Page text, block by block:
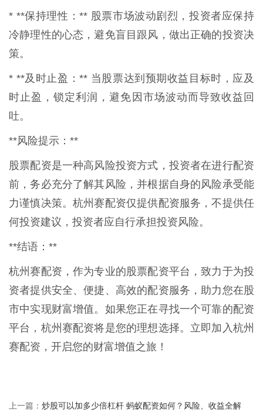
* **保持理性：** 股票市场波动剧烈，投资者应保持
冷静理性的心态，避免盲目跟风，做出正确的投资决
策。
* **及时止盈：** 当股票达到预期收益目标时，应及
时止盈，锁定利润，避免因市场波动而导致收益回
吐。
**风险提示：**
股票配资是一种高风险投资方式，投资者在进行配资
前，务必充分了解其风险，并根据自身的风险承受能
力谨慎决策。杭州赛配资仅提供配资服务，不提供任
何投资建议，投资者应自行承担投资风险。
**结语：**
杭州赛配资，作为专业的股票配资平台，致力于为投
资者提供安全、便捷、高效的配资服务，助力您在股
市中实现财富增值。如果您正在寻找一个可靠的配资
平台，杭州赛配资将是您的理想选择。立即加入杭州
赛配资，开启您的财富增值之旅！
上一篇： 炒股可以加多少倍杠杆 蚂蚁配资如何？风险、收益全解